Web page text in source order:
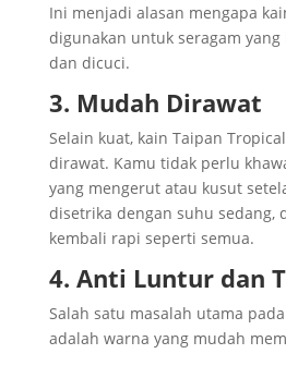
Ini menjadi alasan mengapa
digunakan untuk seragam
dan dicuci.
3. Mudah Dirawat
Selain kuat, kain Taipan
dirawat. Kamu tidak perlu
yang mengerut atau kusut
disetrika dengan suhu sedang,
kembali rapi seperti semua.
4. Anti Luntur dan
Salah satu masalah utama
adalah warna yang mudah